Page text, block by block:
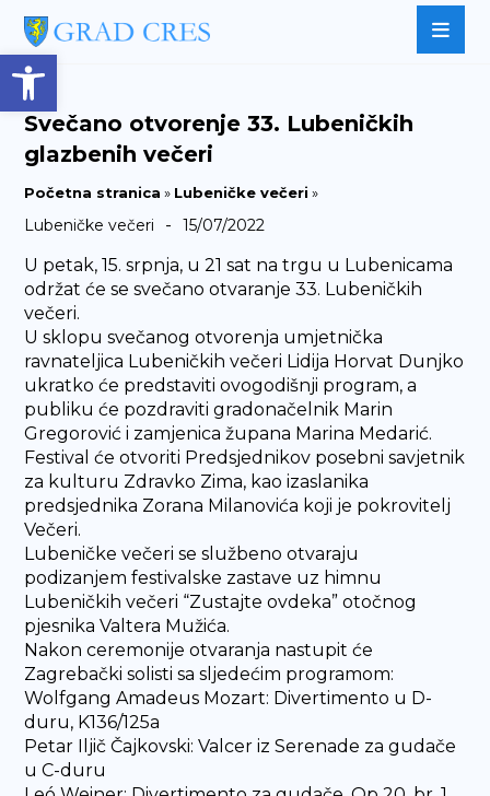
Open toolbar
Svečano otvorenje 33. Lubeničkih
glazbenih večeri
Početna stranica » Lubeničke večeri »
Lubeničke večeri - 15/07/2022
U petak, 15. srpnja, u 21 sat na trgu u Lubenicama
održat će se svečano otvaranje 33. Lubeničkih
večeri.
U sklopu svečanog otvorenja umjetnička
ravnateljica Lubeničkih večeri Lidija Horvat Dunjko
ukratko će predstaviti ovogodišnji program, a
publiku će pozdraviti gradonačelnik Marin
Gregorović i zamjenica župana Marina Medarić.
Festival će otvoriti Predsjednikov posebni savjetnik
za kulturu Zdravko Zima, kao izaslanika
predsjednika Zorana Milanovića koji je pokrovitelj
Večeri.
Lubeničke večeri se službeno otvaraju
podizanjem festivalske zastave uz himnu
Lubeničkih večeri “Zustajte ovdeka” otočnog
pjesnika Valtera Mužića.
Nakon ceremonije otvaranja nastupit će
Zagrebački solisti sa sljedećim programom:
Wolfgang Amadeus Mozart: Divertimento u D-
duru, K136/125a
Petar Iljič Čajkovski: Valcer iz Serenade za gudače
u C-duru